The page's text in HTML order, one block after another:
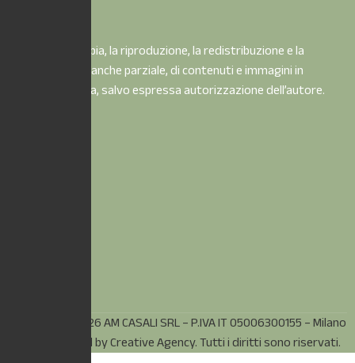
È vietata la copia, la riproduzione, la redistribuzione e la
pubblicazione, anche parziale, di contenuti e immagini in
qualsiasi forma, salvo espressa autorizzazione dell’autore.
© Copyright 2026 AM CASALI SRL – P.IVA IT 05006300155 – Milano
(MI) – Powered byCreative Agency.Tutti i diritti sono riservati.